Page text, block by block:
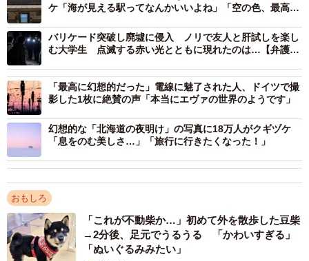
ケ「海が見える駅ってなんかいいよね」「空の色、最高す
バリケード突破し廃墟に侵入 ノリで友人と肝試しを楽し
む大学生 点滅する赤い光とともに現れたのは…【弁護士
「最高に幻想的だった」電線に魅了された人、ドイツで撮
影した1枚に絶賛の声「本当にエヴァの世界のようです」
幻想的な「北海道の夜明け」の写真に18万人がクギヅケ
「息をのむ美しさ…」「旅行に行きたくなった！」
おもしろ
「これが不動柴か…」初めて外を散歩した豆柴
→2分後、足元でうるうる 「かわいすぎる」
「ぬいぐるみみたい」